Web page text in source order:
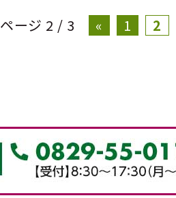
ページ 2 / 3 « 1 2